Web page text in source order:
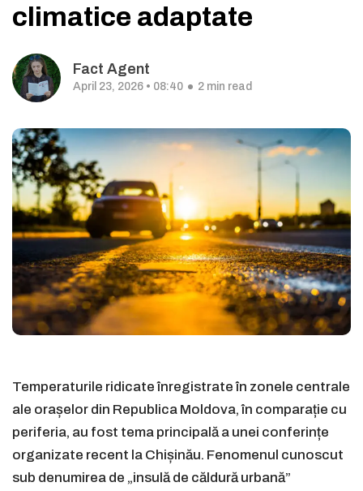
climatice adaptate
Fact Agent
April 23, 2026 • 08:40 2 min read
Temperaturile ridicate înregistrate în zonele centrale
ale orașelor din Republica Moldova, în comparație cu
periferia, au fost tema principală a unei conferințe
organizate recent la Chișinău. Fenomenul cunoscut
sub denumirea de „insulă de căldură urbană”